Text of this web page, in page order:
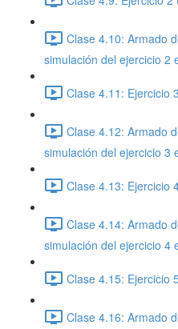
Clase 4.10: Armado
simulación del ejercicio 2
Clase 4.11: Ejercicio
Clase 4.12: Armado
simulación del ejercicio 3
Clase 4.13: Ejercicio
Clase 4.14: Armado
simulación del ejercicio 4
Clase 4.15: Ejercicio
Clase 4.16: Armado